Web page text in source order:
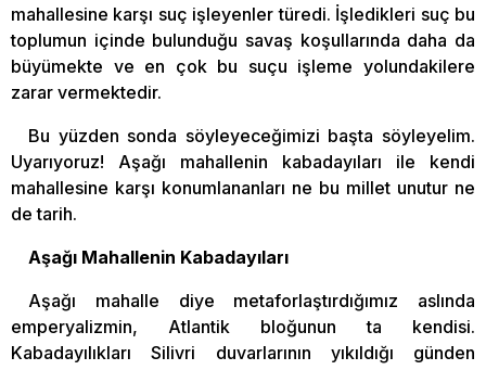
mahallesine karşı suç işleyenler türedi. İşledikleri suç bu
toplumun içinde bulunduğu savaş koşullarında daha da
büyümekte ve en çok bu suçu işleme yolundakilere
zarar vermektedir.
Bu yüzden sonda söyleyeceğimizi başta söyleyelim.
Uyarıyoruz! Aşağı mahallenin kabadayıları ile kendi
mahallesine karşı konumlananları ne bu millet unutur ne
de tarih.
Aşağı Mahallenin Kabadayıları
Aşağı mahalle diye metaforlaştırdığımız aslında
emperyalizmin, Atlantik bloğunun ta kendisi.
Kabadayılıkları Silivri duvarlarının yıkıldığı günden